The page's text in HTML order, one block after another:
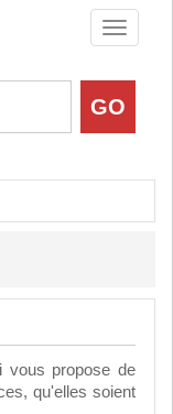
Toggle
vous propose de
qu'elles soient